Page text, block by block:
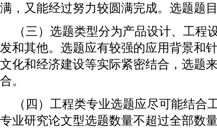
满，又能经过努力较圆满完成。选题题
（三）选题类型分为产品设计、工程
发和其他。选题应有较强的应用背景和
文化和经济建设等实际紧密结合，选题
合。
（四）工程类专业选题应尽可能结合
专业研究论文型选题数量不超过全部数